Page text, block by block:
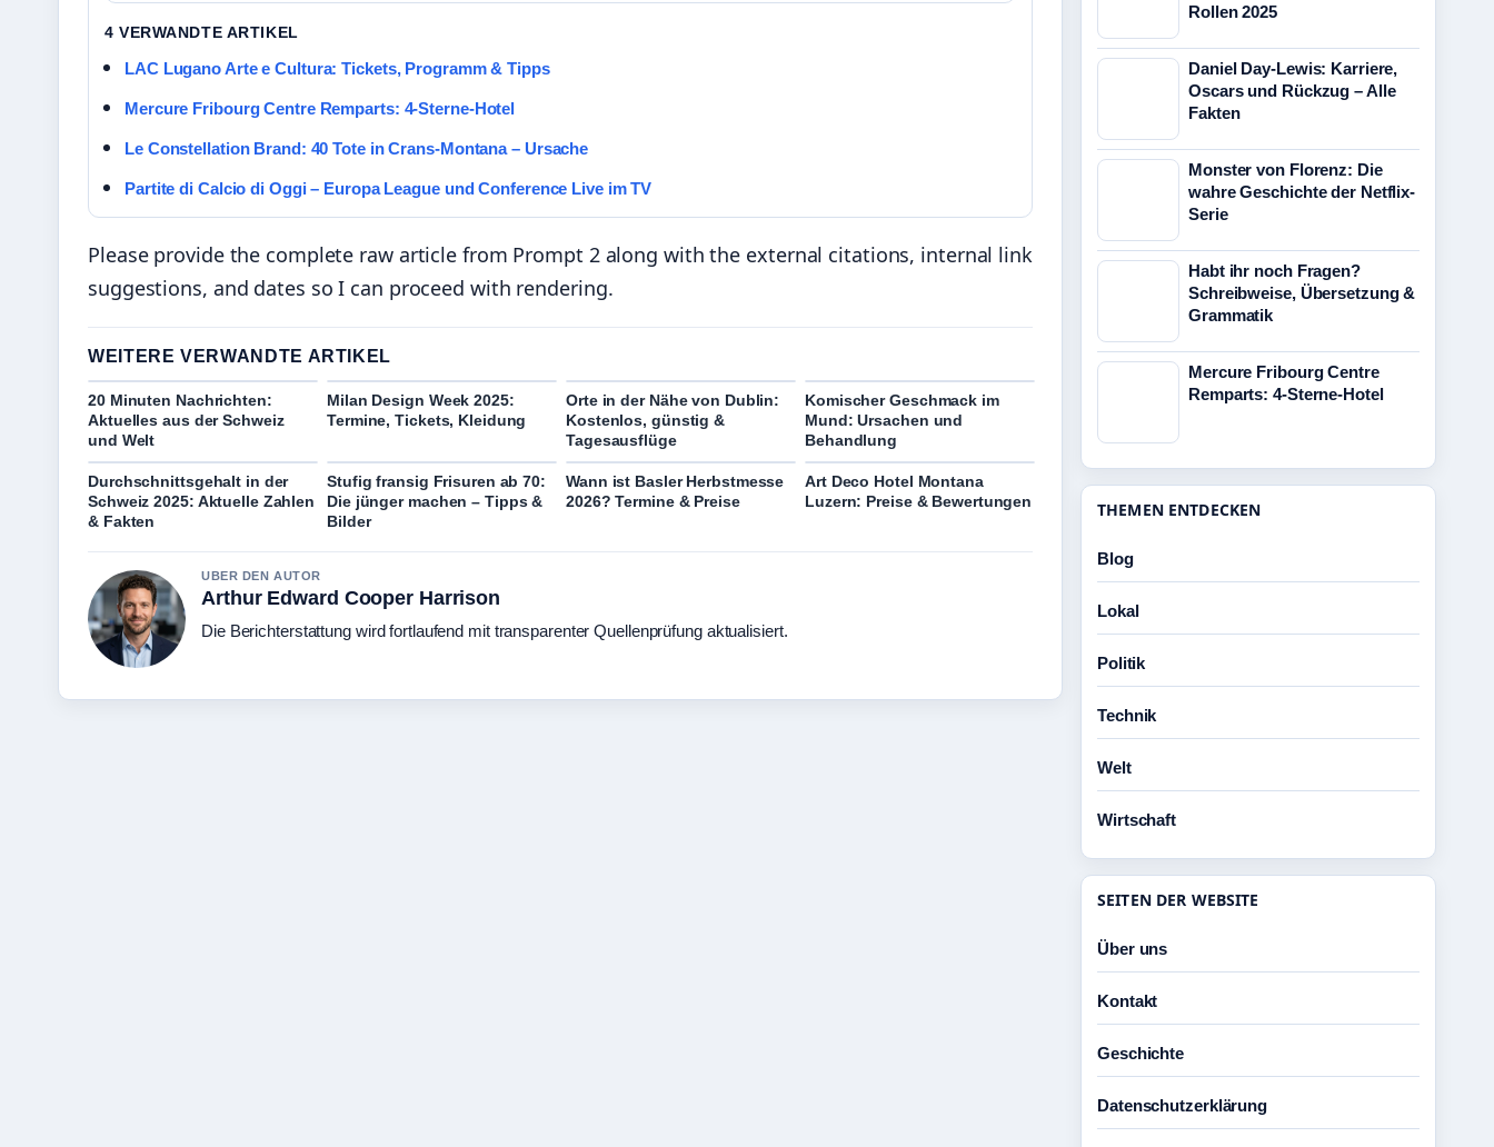
4 VERWANDTE ARTIKEL
LAC Lugano Arte e Cultura: Tickets, Programm & Tipps
Mercure Fribourg Centre Remparts: 4-Sterne-Hotel
Le Constellation Brand: 40 Tote in Crans-Montana – Ursache
Partite di Calcio di Oggi – Europa League und Conference Live im TV
Please provide the complete raw article from Prompt 2 along with the external citations, internal link
suggestions, and dates so I can proceed with rendering.
WEITERE VERWANDTE ARTIKEL
20 Minuten Nachrichten:
Aktuelles aus der Schweiz
und Welt
Milan Design Week 2025:
Termine, Tickets, Kleidung
Orte in der Nähe von Dublin:
Kostenlos, günstig &
Tagesausflüge
Komischer Geschmack im
Mund: Ursachen und
Behandlung
Durchschnittsgehalt in der
Schweiz 2025: Aktuelle Zahlen
& Fakten
Stufig fransig Frisuren ab 70:
Die jünger machen – Tipps &
Bilder
Wann ist Basler Herbstmesse
2026? Termine & Preise
Art Deco Hotel Montana
Luzern: Preise & Bewertungen
UBER DEN AUTOR
Arthur Edward Cooper Harrison
Die Berichterstattung wird fortlaufend mit transparenter Quellenprüfung aktualisiert.
Rollen 2025
Daniel Day-Lewis: Karriere,
Oscars und Rückzug – Alle
Fakten
Monster von Florenz: Die
wahre Geschichte der Netflix-
Serie
Habt ihr noch Fragen?
Schreibweise, Übersetzung &
Grammatik
Mercure Fribourg Centre
Remparts: 4-Sterne-Hotel
THEMEN ENTDECKEN
Blog
Lokal
Politik
Technik
Welt
Wirtschaft
SEITEN DER WEBSITE
Über uns
Kontakt
Geschichte
Datenschutzerklärung